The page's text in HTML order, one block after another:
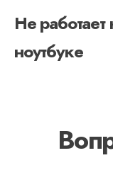
Не
ноутбуке